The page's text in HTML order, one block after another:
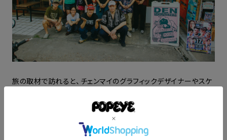
旅の取材で訪れると、チェンマイのグラフィックデザイナーやスケ